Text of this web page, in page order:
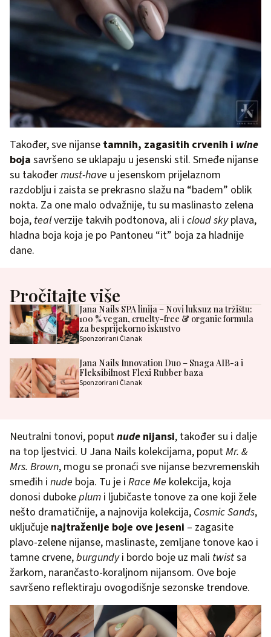
Također, sve nijanse tamnih, zagasitih crvenih i wine
boja savršeno se uklapaju u jesenski stil. Smeđe nijanse
su takođermust-have u jesenskom prijelaznom
razdoblju i zaista se prekrasno slažu na “badem” oblik
nokta. Za one malo odvažnije, tu su maslinasto zelena
boja, tealverzije takvih podtonova, ali i cloud skyplava,
hladna boja koja je po Pantoneu “it” boja za hladnije
dane.
Pročitajte više
Jana Nails SPA linija – Novi luksuz na tržištu:
100 % vegan, cruelty-free & organic formula
za besprijekorno iskustvo
Sponzorirani Članak
Jana Nails Innovation Duo – Snaga AIB-a i
Fleksibilnost Flexi Rubber baza
Sponzorirani Članak
Neutralni tonovi, poputnude nijansi, također su i dalje
na top ljestvici. U Jana Nails kolekcijama, poputMr. &
Mrs. Brown, mogu se pronaći sve nijanse bezvremenskih
smeđih i nude boja. Tu je i Race Me kolekcija, koja
donosi dubokeplum i ljubičaste tonove za one koji žele
nešto dramatičnije, a najnovija kolekcija, Cosmic Sands,
uključuje najtraženije boje ove jeseni – zagasite
plavo-zelene nijanse, maslinaste, zemljane tonove kao i
tamne crvene,burgundyi bordo boje uz mali twistsa
žarkom, narančasto-koraljnom nijansom. Ove boje
savršeno reflektiraju ovogodišnje sezonske trendove.